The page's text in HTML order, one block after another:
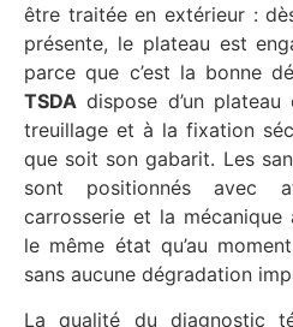
être traitée en extérieur :
présente, le plateau est
parce que c’est la bonne
TSDA dispose d’un
treuillage et à la fixation
que soit son gabarit. Les
sont positionnés avec
carrosserie et la
le même état qu’au
sans aucune dégradation
La qualité du diagnostic